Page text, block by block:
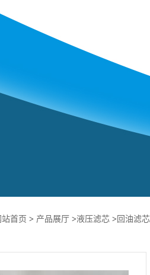
站首页 > 产品展厅 >液压滤芯 > 回油滤芯